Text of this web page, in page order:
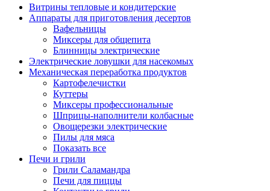
Витрины тепловые и кондитерские
Аппараты для приготовления десертов
Вафельницы
Миксеры для общепита
Блинницы электрические
Электрические ловушки для насекомых
Механическая переработка продуктов
Картофелечистки
Куттеры
Миксеры профессиональные
Шприцы-наполнители колбасные
Овощерезки электрические
Пилы для мяса
Показать все
Печи и грили
Грили Саламандра
Печи для пиццы